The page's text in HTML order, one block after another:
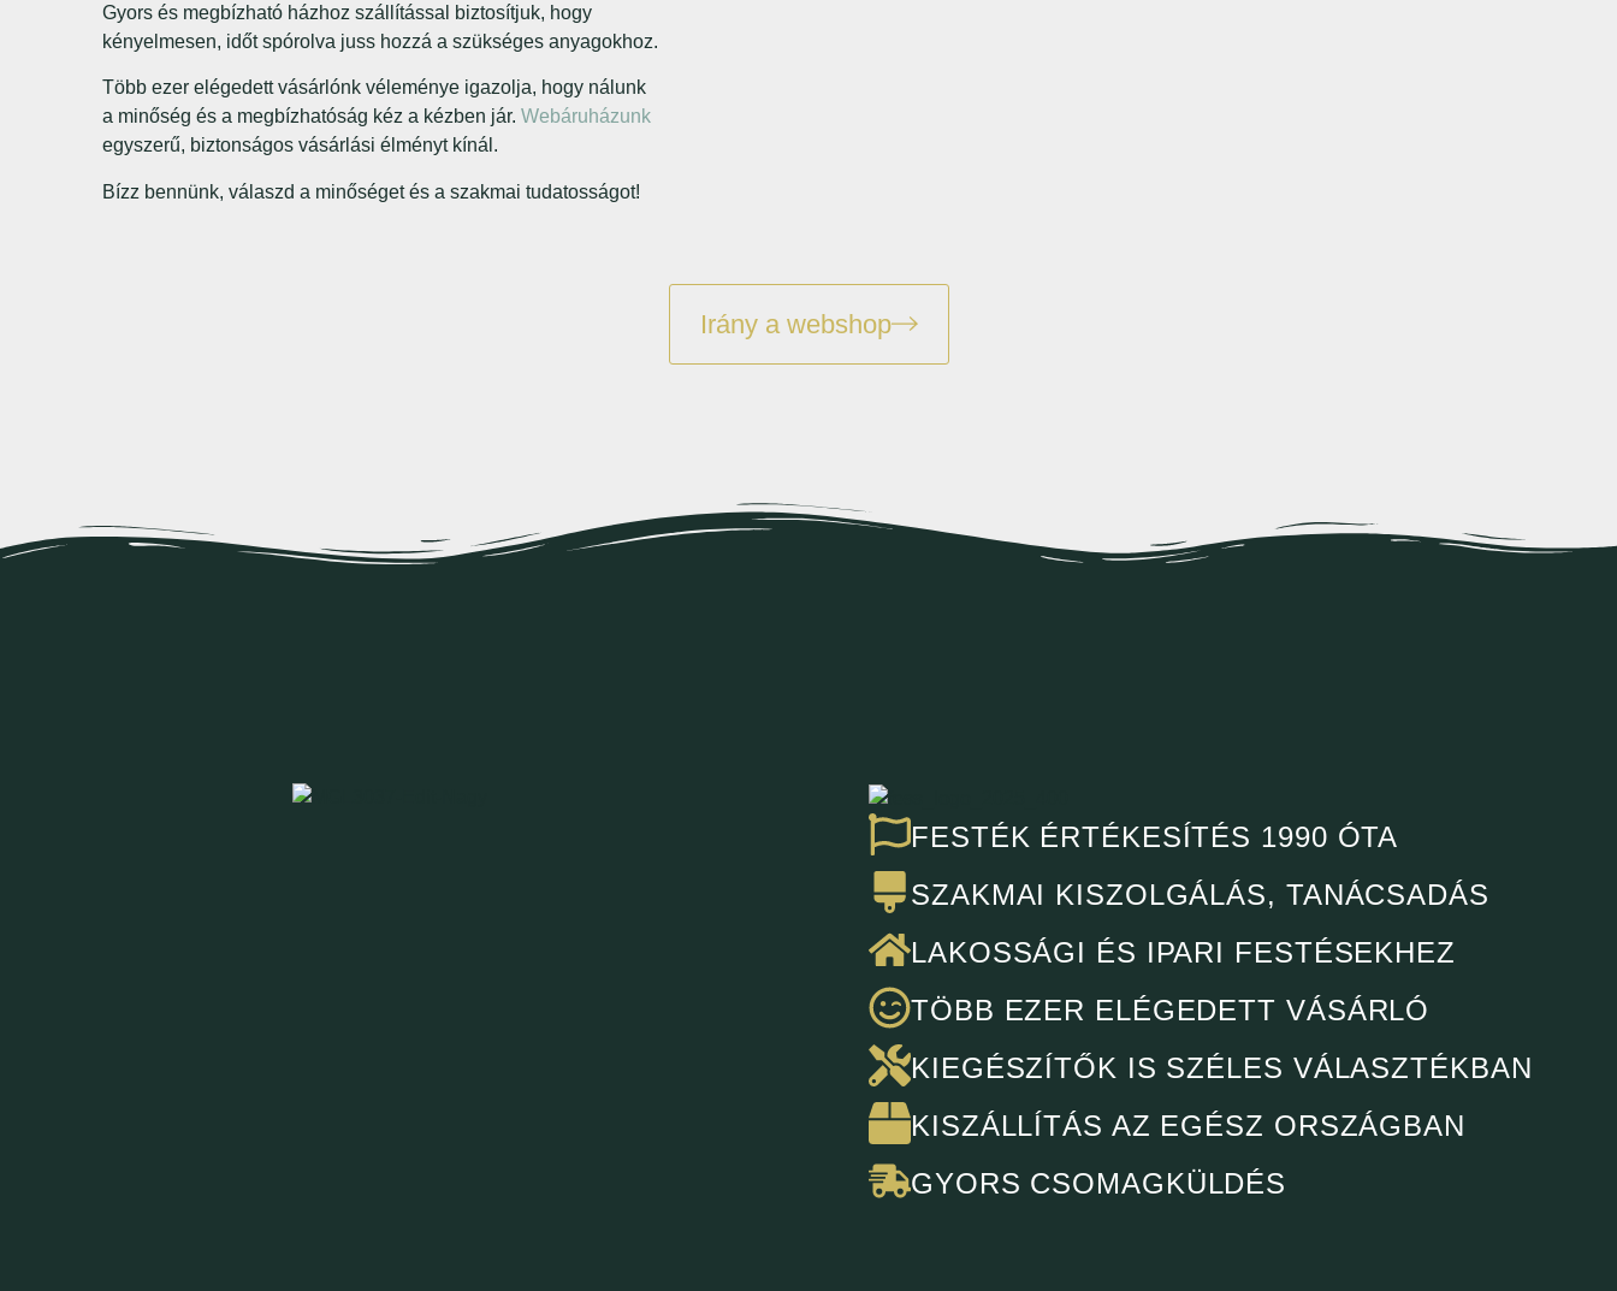
Gyors és megbízható házhoz szállítással biztosítjuk, hogy
kényelmesen, időt spórolva juss hozzá a szükséges anyagokhoz.
Több ezer elégedett vásárlónk véleménye igazolja, hogy nálunk
a minőség és a megbízhatóság kéz a kézben jár. Webáruházunk
egyszerű, biztonságos vásárlási élményt kínál.
Bízz bennünk, válaszd a minőséget és a szakmai tudatosságot!
Irány a webshop
FESTÉK ÉRTÉKESÍTÉS 1990 ÓTA
SZAKMAI KISZOLGÁLÁS, TANÁCSADÁS
LAKOSSÁGI ÉS IPARI FESTÉSEKHEZ
TÖBB EZER ELÉGEDETT VÁSÁRLÓ
KIEGÉSZÍTŐK IS SZÉLES VÁLASZTÉKBAN
KISZÁLLÍTÁS AZ EGÉSZ ORSZÁGBAN
GYORS CSOMAGKÜLDÉS